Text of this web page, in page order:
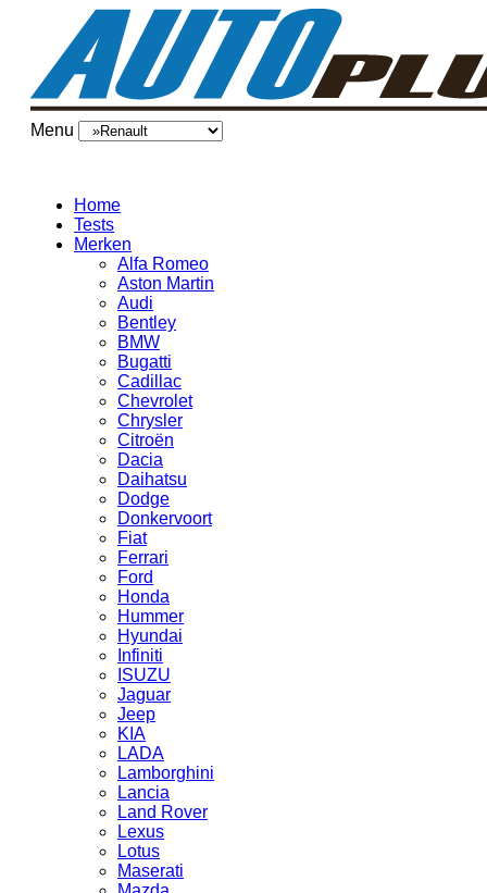
Menu
Home
Tests
Merken
Alfa Romeo
Aston Martin
Audi
Bentley
BMW
Bugatti
Cadillac
Chevrolet
Chrysler
Citroën
Dacia
Daihatsu
Dodge
Donkervoort
Fiat
Ferrari
Ford
Honda
Hummer
Hyundai
Infiniti
ISUZU
Jaguar
Jeep
KIA
LADA
Lamborghini
Lancia
Land Rover
Lexus
Lotus
Maserati